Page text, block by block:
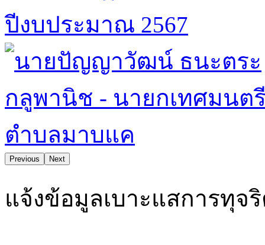
Previous Next
แจ้งข้อมูลเบาะแสการทุจ